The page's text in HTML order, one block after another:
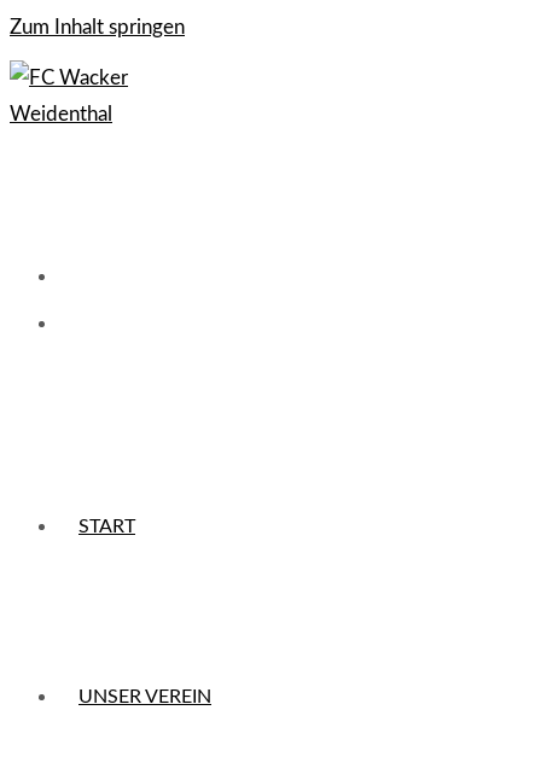
Zum Inhalt springen
START
UNSER VEREIN